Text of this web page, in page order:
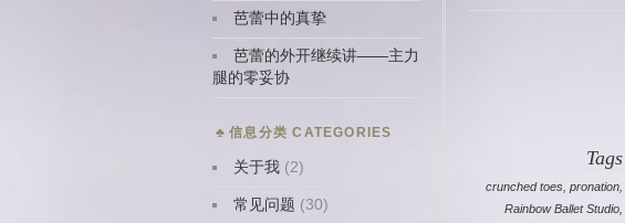
Tags
crunched toes ,pronation
Rainbow Ballet Studio
芭蕾中的真挚
芭蕾的外开继续讲——主力
腿的零妥协
信息分类 CATEGORIES
关于我(2)
常见问题 (30)